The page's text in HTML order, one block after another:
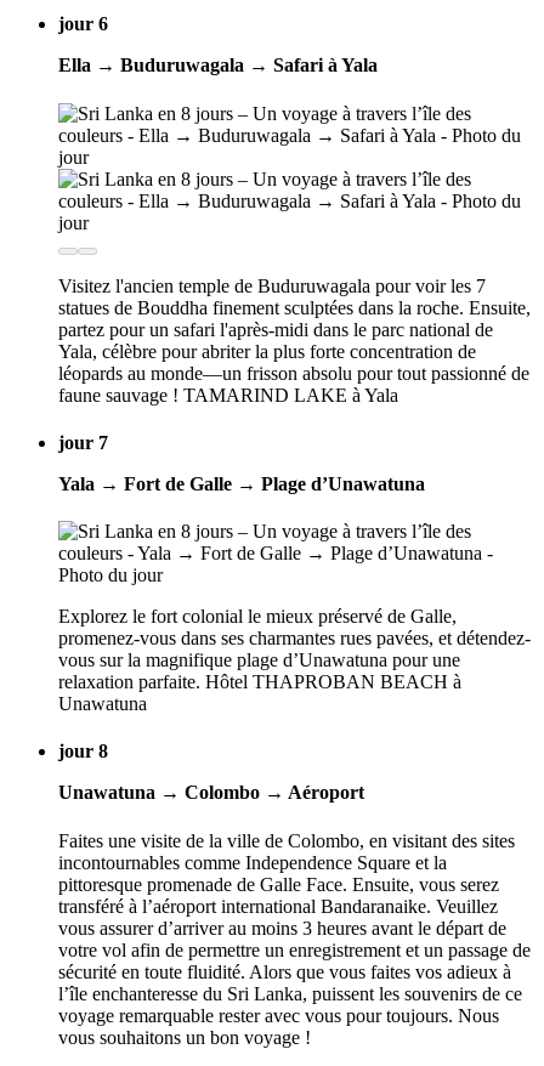
jour 6
Ella → Buduruwagala → Safari à Yala
Visitez l'ancien temple de Buduruwagala pour voir les 7
statues de Bouddha finement sculptées dans la roche. Ensuite,
partez pour un safari l'après-midi dans le parc national de
Yala, célèbre pour abriter la plus forte concentration de
léopards au monde—un frisson absolu pour tout passionné de
faune sauvage ! TAMARIND LAKE à Yala
jour 7
Yala → Fort de Galle → Plage d’Unawatuna
Explorez le fort colonial le mieux préservé de Galle,
promenez-vous dans ses charmantes rues pavées, et détendez-
vous sur la magnifique plage d’Unawatuna pour une
relaxation parfaite. Hôtel THAPROBAN BEACH à
Unawatuna
jour 8
Unawatuna → Colombo → Aéroport
Faites une visite de la ville de Colombo, en visitant des sites
incontournables comme Independence Square et la
pittoresque promenade de Galle Face. Ensuite, vous serez
transféré à l’aéroport international Bandaranaike. Veuillez
vous assurer d’arriver au moins 3 heures avant le départ de
votre vol afin de permettre un enregistrement et un passage de
sécurité en toute fluidité. Alors que vous faites vos adieux à
l’île enchanteresse du Sri Lanka, puissent les souvenirs de ce
voyage remarquable rester avec vous pour toujours. Nous
vous souhaitons un bon voyage !